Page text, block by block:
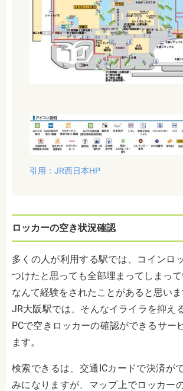
引用：JR西日本HP
ロッカーの空き状況確認
多くの人が利用する駅では、コインロ
つけたと思っても全部埋まってしまって
なんて経験をされたことがあると思いま
JR大阪駅では、そんなイライラを抑え
PCで空きロッカーの確認ができるサー
ます。
検索できるは、交通ICカードで決済が
みになりますが、マップ上でロッカー